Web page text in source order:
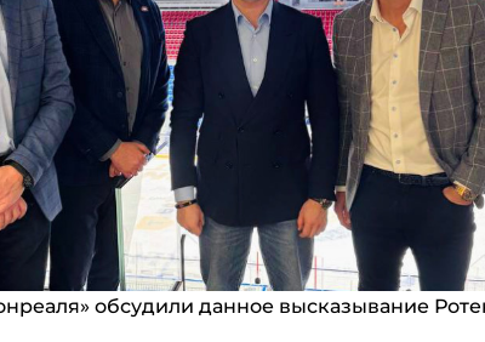
обсудили данное высказывание